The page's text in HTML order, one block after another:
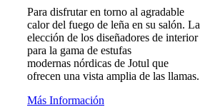
Para disfrutar en torno al agradable
calor del fuego de leña en su salón. La
elección de los diseñadores de interior
para la gama de estufas
modernas nórdicas de Jotul que
ofrecen una vista amplia de las llamas.
Más Información